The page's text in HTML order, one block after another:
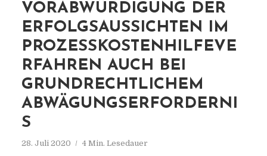
VORABWÜRDIGUNG DER
ERFOLGSAUSSICHTEN IM
PROZESSKOSTENHILFEVE
RFAHREN AUCH BEI
GRUNDRECHTLICHEM
ABWÄGUNGSERFORDERNI
S
28. Juli 2020 4 Min. Lesedauer